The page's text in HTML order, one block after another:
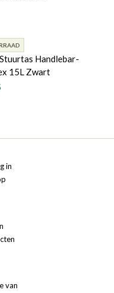
Handlebar-
15L Zwart
in
van